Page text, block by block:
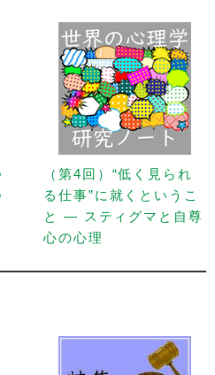
（第4回）“低く見られ
る仕事”に就くというこ
と — スティグマと自尊
心の心理